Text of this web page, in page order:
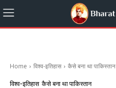
Home विश्व-इतिहास कैसे बना था पाकिस्तान
विश्व-इतिहास कैसे बना था पाकिस्तान